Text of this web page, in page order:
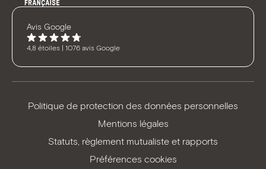
Avis Google
4,8 étoiles | 1076 avis Google
Politique de protection des données personnelles
Mentions légales
Statuts, règlement mutualiste et rapports
Préférences cookies